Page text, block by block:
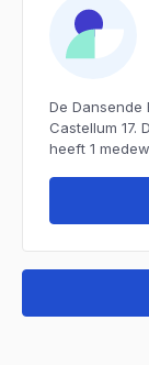
De Dansende
Castellum 17.
heeft 1